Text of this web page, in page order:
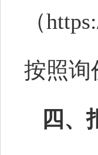
（
按照询
四、